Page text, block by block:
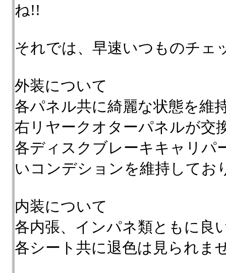
ね!!
それでは、早速いつものチェ
外装について
各パネル共に綺麗な状態を維
右リヤークオターパネルが交
各ディスクブレーキキャリパ
いコンデションを維持してお
内装について
各内張、インパネ類ともに良
各シート共に退色は見られま